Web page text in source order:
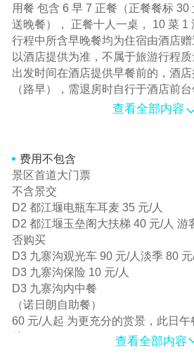
用餐 包含 6 早 7 正餐（正餐餐标
送晚餐）， 正餐十人一桌， 10 菜 1
行程中所含早晚餐均为住宿由酒店赠
以酒店提供为准，不属于旅游行程质
出发时间在酒店提供早餐前的，酒
（路早），需退房时自行于酒店前
排用餐，参考菜单已列出，部分菜
主，不习惯者请提前自备佐食，因
与否减少，自愿放弃用餐无费用可退
的休息时间属自由活动时间。
导游 包含 行程内含优秀持证国语导
游仅负责旅游者的日常组织安排，
行程内导游会以同团大部分旅游者作
照自已意愿游览，或不按规定时间安
它旅游者造成不满，我社不作任何特
送：藏民家访活动
2、 行程中因游客自身原因需临时脱
返程费用（交通费， 住宿费， 保险
殊安排，未产生所有费用不退。并请
脱团后一切产生问题与本社无关 ！
查看全部内容
费用不包含
景区首道大门票
不含景交
D2 都江堰电瓶车耳麦 35 元/人
D2 都江堰玉垒阁大扶梯 40 元/人 游
否购买
D3 九寨沟观光车 90 元/人淡季 80 元
D3 九寨沟保险 10 元/人
D3 九寨沟内中餐
（诺日朗自助餐）
60 元/人起 为更充分的赏景，此日
查看全部内容